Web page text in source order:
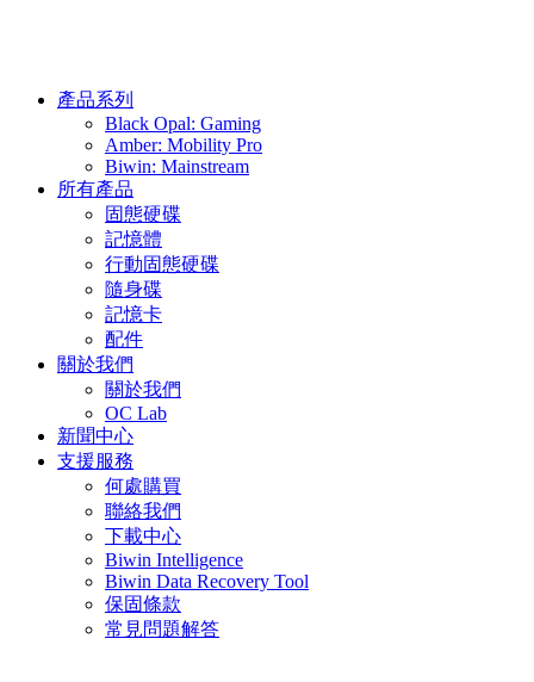
產品系列
Black Opal: Gaming
Amber: Mobility Pro
Biwin: Mainstream
所有產品
固態硬碟
記憶體
行動固態硬碟
隨身碟
記憶卡
配件
關於我們
關於我們
OC Lab
新聞中心
支援服務
何處購買
聯絡我們
下載中心
Biwin Intelligence
Biwin Data Recovery Tool
保固條款
常見問題解答